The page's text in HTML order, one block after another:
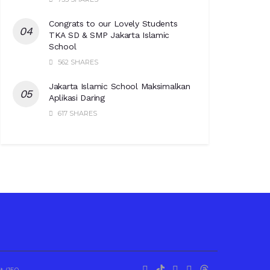
Congrats to our Lovely Students
TKA SD & SMP Jakarta Islamic
School
562 SHARES
Jakarta Islamic School Maksimalkan
Aplikasi Daring
617 SHARES